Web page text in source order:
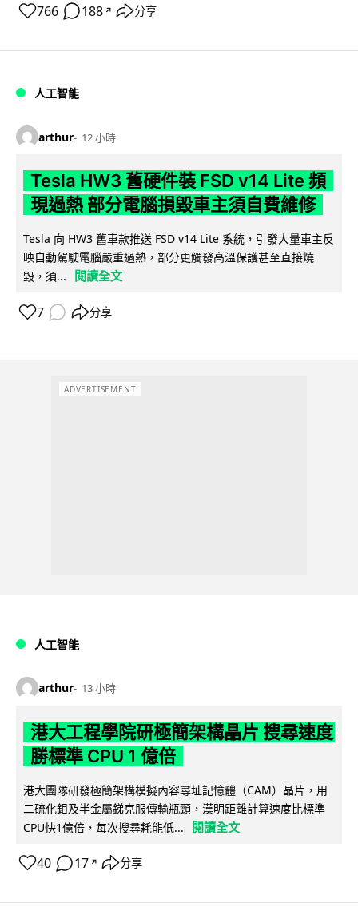
766 188 ↗ 分享
人工智能
arthur 12 小時
Tesla HW3 舊硬件裝 FSD v14 Lite 頻
現過熱 部分電腦損毀車主須自費維修
Tesla 向 HW3 舊車款推送 FSD v14 Lite 系統，引發大量車主反
映自動駕駛電腦嚴重過熱，部分更觸發高溫保護甚至直接燒
毀，須...
閱讀全文
7 分享
ADVERTISEMENT
人工智能
arthur 13 小時
港大工程學院研極簡架構晶片 搜尋速度
勝標準 CPU 1 億倍
港大團隊研發極簡架構模擬內容尋址記憶體（CAM）晶片，用
二硫化鉬及半金屬銻克服傳輸瓶頸，漢明距離計算速度比標準
CPU快1億倍，每次搜尋耗能低...
閱讀全文
40 17 ↗ 分享